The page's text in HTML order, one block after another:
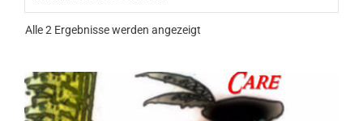
Alle 2 Ergebnisse werden angezeigt